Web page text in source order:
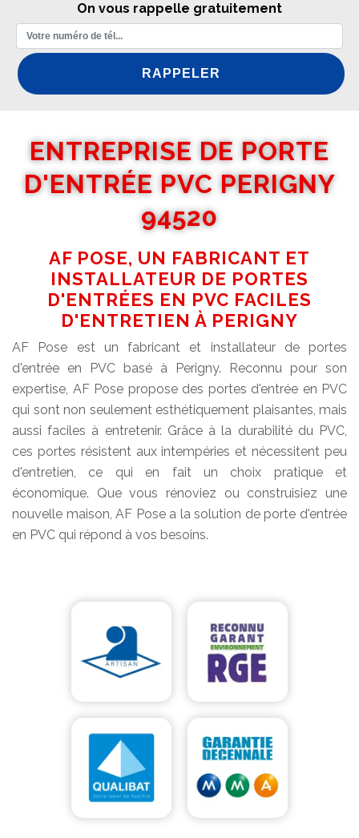
On vous rappelle gratuitement
ENTREPRISE DE PORTE
D'ENTRÉE PVC PERIGNY
94520
AF POSE, UN FABRICANT ET
INSTALLATEUR DE PORTES
D'ENTRÉES EN PVC FACILES
D'ENTRETIEN À PERIGNY
AF Pose est un fabricant et installateur de portes
d'entrée en PVC basé à Perigny. Reconnu pour son
expertise, AF Pose propose des portes d'entrée en PVC
qui sont non seulement esthétiquement plaisantes, mais
aussi faciles à entretenir. Grâce à la durabilité du PVC,
ces portes résistent aux intempéries et nécessitent peu
d'entretien, ce qui en fait un choix pratique et
économique. Que vous rénoviez ou construisiez une
nouvelle maison, AF Pose a la solution de porte d'entrée
en PVC qui répond à vos besoins.